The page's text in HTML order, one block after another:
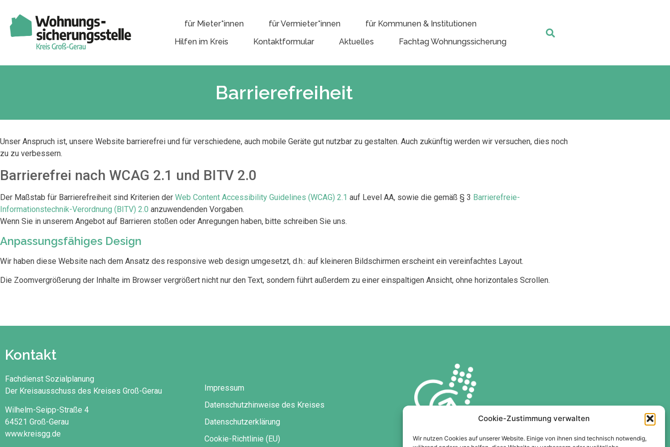
Cookie-Zustimmung verwalten
Wir nutzen Cookies auf unserer Website. Einige von ihnen sind technisch notwendig,
für Mieter*innen für Vermieter*innen
für Kommunen & Institutionen
Hilfen im Kreis
Kontaktformular Aktuelles Fachtag Wohnungssicherung
Barrierefreiheit
Unser Anspruch ist, unsere Website barrierefrei und für verschiedene, auch mobile Geräte gut nutzbar zu gestalten. Auch zukünftig werden wir versuchen, dies noch
zu zu verbessern.
Barrierefrei nach WCAG 2.1 und BITV 2.0
Der Maßstab für Barrierefreiheit sind Kriterien der Web Content Accessibility Guidelines (WCAG) 2.1 auf Level AA, sowie die gemäß § 3 Barrierefreie-
Informationstechnik-Verordnung (BITV) 2.0 anzuwendenden Vorgaben.
Wenn Sie in unserem Angebot auf Barrieren stoßen oder Anregungen haben, bitte schreiben Sie uns.
Anpassungsfähiges Design
Wir haben diese Website nach dem Ansatz des responsive web design umgesetzt, d.h.: auf kleineren Bildschirmen erscheint ein vereinfachtes Layout.
Die Zoomvergrößerung der Inhalte im Browser vergrößert nicht nur den Text, sondern führt außerdem zu einer einspaltigen Ansicht, ohne horizontales Scrollen.
Kontakt
Fachdienst Sozialplanung
Der Kreisausschuss des Kreises Groß-Gerau
Wilhelm-Seipp-Straße 4
64521 Groß-Gerau
www.kreisgg.de
Impressum
Datenschutzhinweise des Kreises
Datenschutzerklärung
Cookie-Richtlinie (EU)